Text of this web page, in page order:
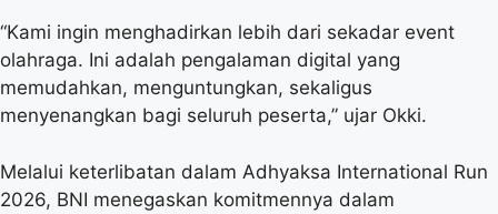
“Kami ingin menghadirkan lebih dari sekadar event
olahraga. Ini adalah pengalaman digital yang
memudahkan, menguntungkan, sekaligus
menyenangkan bagi seluruh peserta,” ujar Okki.
Melalui keterlibatan dalam Adhyaksa International Run
2026, BNI menegaskan komitmennya dalam